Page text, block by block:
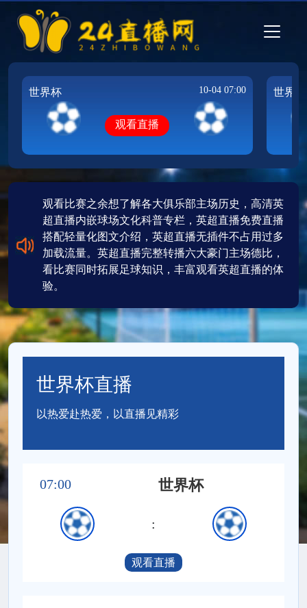
世界杯 10-04 07:00
观看直播
世界杯
观看比赛之余想了解各大俱乐部主场历史，高清英
超直播内嵌球场文化科普专栏，英超直播免费直播
搭配轻量化图文介绍，英超直播无插件不占用过多
加载流量。英超直播完整转播六大豪门主场德比，
看比赛同时拓展足球知识，丰富观看英超直播的体
验。
世界杯直播
以热爱赴热爱，以直播见精彩
07:00 世界杯
:
观看直播